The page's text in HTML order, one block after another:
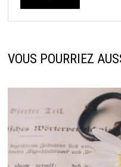
VOUS POURRIEZ